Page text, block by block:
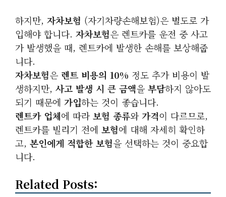
하지만, 자차보험 (자기차량손해보험)은 별도로 가
입해야 합니다. 자차보험은 렌트카를 운전 중 사고
가 발생했을 때, 렌트카에 발생한 손해를 보상해줍
니다.
자차보험은 렌트 비용의 10% 정도 추가 비용이 발
생하지만, 사고 발생 시 큰 금액을부담하지 않아도
되기 때문에 가입하는 것이 좋습니다.
렌트카 업체에 따라보험 종류와가격이 다르므로,
렌트카를 빌리기 전에 보험에 대해 자세히 확인하
고, 본인에게 적합한 보험을 선택하는 것이 중요합
니다.
Related Posts: